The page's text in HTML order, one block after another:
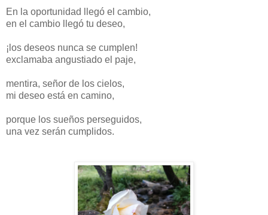
En la oportunidad llegó el cambio,
en el cambio llegó tu deseo,
¡los deseos nunca se cumplen!
exclamaba angustiado el paje,
mentira, señor de los cielos,
mi deseo está en camino,
porque los sueños perseguidos,
una vez serán cumplidos.